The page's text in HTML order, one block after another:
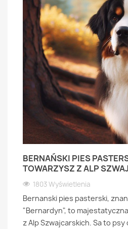
BERNAŃSKI PIES
TOWARZYSZ Z ALP
1803 Wyświetlenia
Bernanski pies pasterski,
"Bernardyn", to
z Alp Szwajcarskich. Sa to